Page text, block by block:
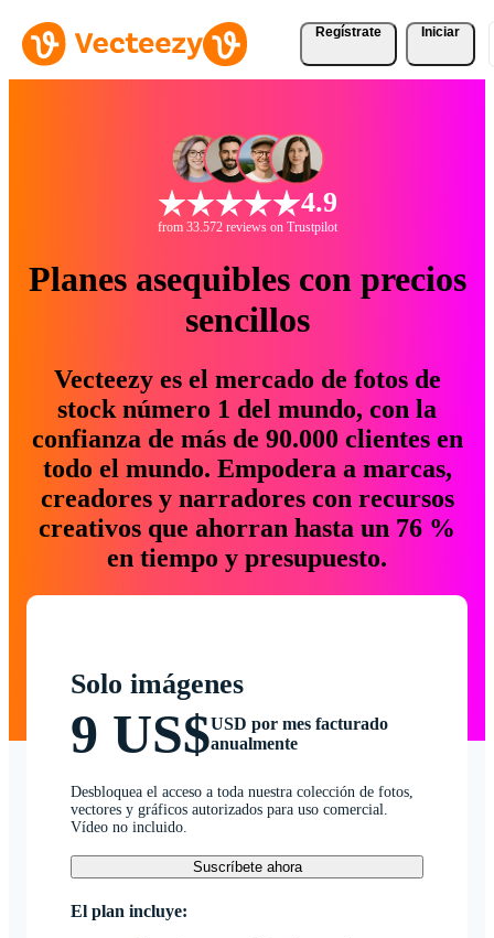
Regístrate Iniciar
4.9
from 33.572 reviews on Trustpilot
Planes asequibles con precios
sencillos
Vecteezy es el mercado de fotos de
stock número 1 del mundo, con la
confianza de más de 90.000 clientes en
todo el mundo. Empodera a marcas,
creadores y narradores con recursos
creativos que ahorran hasta un 76 %
en tiempo y presupuesto.
Solo imágenes
9 US$USD por mes facturado
anualmente
Desbloquea el acceso a toda nuestra colección de fotos,
vectores y gráficos autorizados para uso comercial.
Vídeo no incluido.
Suscríbete ahora
El plan incluye: